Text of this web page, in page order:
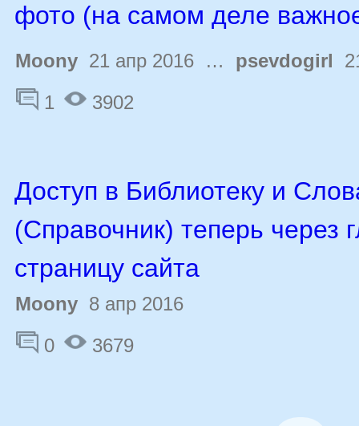
фото (на самом деле
Moony 21 апр 2016 … psevdogirl
1
3902
Доступ в Библиотеку и
(Справочник) теперь через
страницу сайта
Moony 8 апр 2016
0
3679